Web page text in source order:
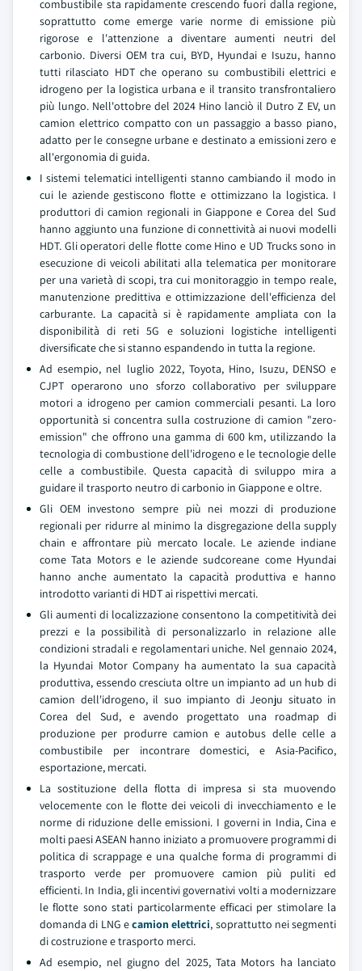
combustibile sta rapidamente crescendo fuori dalla regione,
soprattutto come emerge varie norme di emissione più
rigorose e l'attenzione a diventare aumenti neutri del
carbonio. Diversi OEM tra cui, BYD, Hyundai e Isuzu, hanno
tutti rilasciato HDT che operano su combustibili elettrici e
idrogeno per la logistica urbana e il transito transfrontaliero
più lungo. Nell'ottobre del 2024 Hino lanciò il Dutro Z EV, un
camion elettrico compatto con un passaggio a basso piano,
adatto per le consegne urbane e destinato a emissioni zero e
all'ergonomia di guida.
I sistemi telematici intelligenti stanno cambiando il modo in
cui le aziende gestiscono flotte e ottimizzano la logistica. I
produttori di camion regionali in Giappone e Corea del Sud
hanno aggiunto una funzione di connettività ai nuovi modelli
HDT. Gli operatori delle flotte come Hino e UD Trucks sono in
esecuzione di veicoli abilitati alla telematica per monitorare
per una varietà di scopi, tra cui monitoraggio in tempo reale,
manutenzione predittiva e ottimizzazione dell'efficienza del
carburante. La capacità si è rapidamente ampliata con la
disponibilità di reti 5G e soluzioni logistiche intelligenti
diversificate che si stanno espandendo in tutta la regione.
Ad esempio, nel luglio 2022, Toyota, Hino, Isuzu, DENSO e
CJPT operarono uno sforzo collaborativo per sviluppare
motori a idrogeno per camion commerciali pesanti. La loro
opportunità si concentra sulla costruzione di camion "zero-
emission" che offrono una gamma di 600 km, utilizzando la
tecnologia di combustione dell'idrogeno e le tecnologie delle
celle a combustibile. Questa capacità di sviluppo mira a
guidare il trasporto neutro di carbonio in Giappone e oltre.
Gli OEM investono sempre più nei mozzi di produzione
regionali per ridurre al minimo la disgregazione della supply
chain e affrontare più mercato locale. Le aziende indiane
come Tata Motors e le aziende sudcoreane come Hyundai
hanno anche aumentato la capacità produttiva e hanno
introdotto varianti di HDT ai rispettivi mercati.
Gli aumenti di localizzazione consentono la competitività dei
prezzi e la possibilità di personalizzarlo in relazione alle
condizioni stradali e regolamentari uniche. Nel gennaio 2024,
la Hyundai Motor Company ha aumentato la sua capacità
produttiva, essendo cresciuta oltre un impianto ad un hub di
camion dell'idrogeno, il suo impianto di Jeonju situato in
Corea del Sud, e avendo progettato una roadmap di
produzione per produrre camion e autobus delle celle a
combustibile per incontrare domestici, e Asia-Pacifico,
esportazione, mercati.
La sostituzione della flotta di impresa si sta muovendo
velocemente con le flotte dei veicoli di invecchiamento e le
norme di riduzione delle emissioni. I governi in India, Cina e
molti paesi ASEAN hanno iniziato a promuovere programmi di
politica di scrappage e una qualche forma di programmi di
trasporto verde per promuovere camion più puliti ed
efficienti. In India, gli incentivi governativi volti a modernizzare
le flotte sono stati particolarmente efficaci per stimolare la
domanda di LNG ecamion elettrici, soprattutto nei segmenti
di costruzione e trasporto merci.
Ad esempio, nel giugno del 2025, Tata Motors ha lanciato